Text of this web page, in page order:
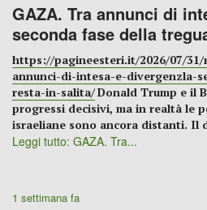
GAZA. Tra annunci di
seconda fase della
https://pagineesteri.it/2026/07/
annunci-di-intesa-e-divergenzla-
resta-in-salita/Donald Trump e il
progressi decisivi, ma in realtà le
israeliane sono ancora distanti. Il
Leggi tutto: GAZA. Tra...
1 settimana fa